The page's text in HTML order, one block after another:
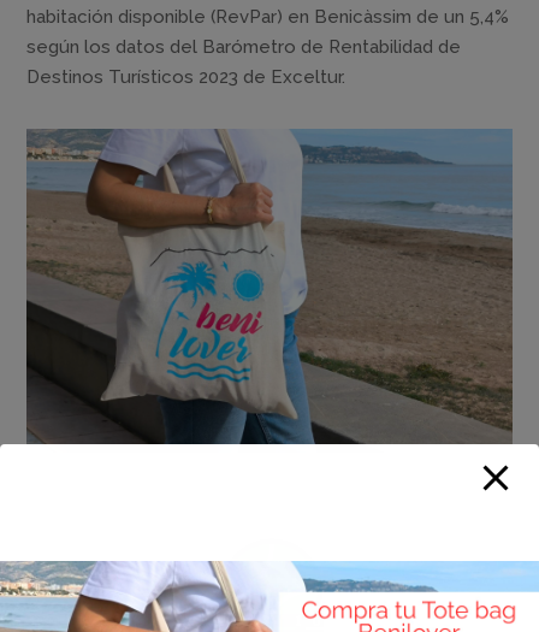
habitación disponible (RevPar) en Benicàssim de un 5,4%
según los datos del Barómetro de Rentabilidad de
Destinos Turísticos 2023 de Exceltur.